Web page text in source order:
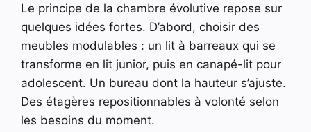
Le principe de la chambre évolutive repose sur
quelques idées fortes. D’abord, choisir des
meubles modulables : un lit à barreaux qui se
transforme en lit junior, puis en canapé-lit pour
adolescent. Un bureau dont la hauteur s’ajuste.
Des étagères repositionnables à volonté selon
les besoins du moment.